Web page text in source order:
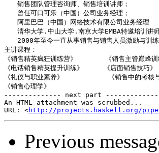
销售团队管理咨询师、销售培训讲师；
曾任可口可乐（中国）公司业务经理；
阿里巴巴（中国）网络技术有限公司业务经理
清华大学.中山大学.南京大学EMBA特邀培训讲师
2000年至今一直从事销售与销售人员激励与训练
主讲课程：
《销售精英疯狂训练营》       《销售主管巅峰训
《电话销售精英提升训练》     《店面销售技巧》
《礼仪与职业素养》           《销售中的考核与
《销售心理学》
-------------- next part
An HTML attachment was scrubbed...
URL: <http://projects.haskell.org/
Previous